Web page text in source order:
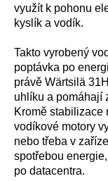
využít k pohonu
kyslík a vodík.
Takto vyrobený
poptávka po
právě Wärtsilä
uhlíku a pomáhají
Kromě stabilizace
vodíkové motory
nebo třeba v
spotřebou
po datacentra.